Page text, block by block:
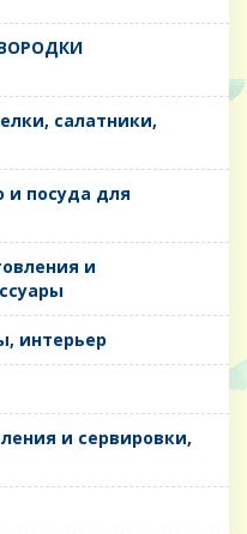
салатники,
и посуда для
и
интерьер
и сервировки,